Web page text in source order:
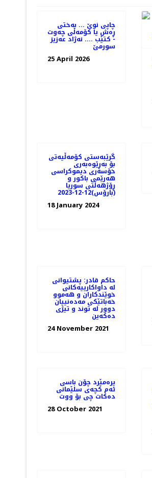
چاپی نوێ ... بەختی
ڕەش یا کۆمەڵی چەوت
- کتێب .... نەژاد عەزیز
سورمێ
25 April 2026
گرێبەستی کۆمەڵیەتی
بۆ بەڕێوەبەری
خۆسەری دیموکراسی
هەرێمی باکور و
ڕۆژهەڵتی سوریا
(بارۆس)12-12-2023
18 January 2024
حاكم قادر: پشتیوانی
لە داواكارییەكانی
خوێندكاران و ھەموو
خەباتێكی مەدەنییان
دوور لە توند و تیژی
دەكەین
24 November 2021
یرەمێرد چۆن باسی
ئەم كچەی سلێمانی
دەكات چی بۆ ووت
28 October 2021